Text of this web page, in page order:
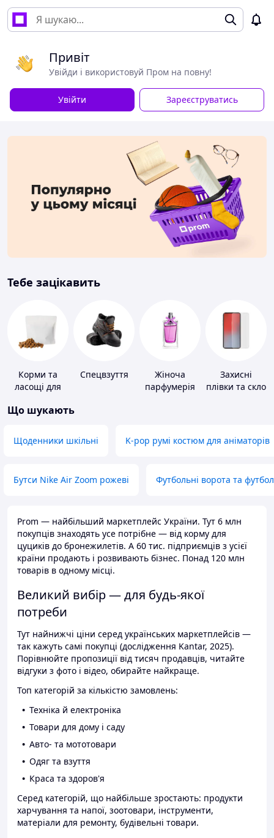
Привіт
Увійди і використовуй Пром на повну!
Увійти Зареєструватись
Тебе зацікавить
Корми та
ласощі для
тварин і
Спецвзуття
Жіноча
парфумерія
Захисні
плівки та скло
Що шукають
Щоденники шкільні K-pop румі костюм для аніматорів
Бутси Nike Air Zoom рожеві Футбольні ворота та
Prom — найбільший маркетплейс України. Тут 6 млн
покупців знаходять усе потрібне — від корму для
цуциків до бронежилетів. А 60 тис. підприємців з усієї
країни продають і розвивають бізнес. Понад 120 млн
товарів в одному місці.
Великий вибір — для будь-якої
потреби
Тут найнижчі ціни серед українських маркетплейсів —
так кажуть самі покупці (дослідження Kantar, 2025).
Порівнюйте пропозиції від тисяч продавців, читайте
відгуки з фото і відео, обирайте найкраще.
Топ категорій за кількістю замовлень:
Техніка й електроніка
Товари для дому і саду
Авто- та мототовари
Одяг та взуття
Краса та здоров'я
Серед категорій, що найбільше зростають: продукти
харчування та напої, зоотовари, інструменти,
матеріали для ремонту, будівельні товари.